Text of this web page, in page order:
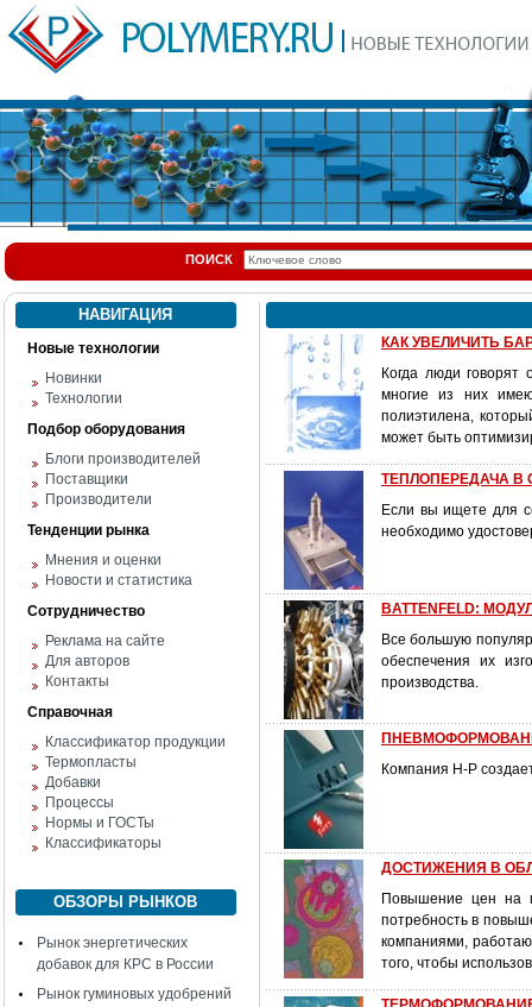
ПОИСК
НАВИГАЦИЯ
Новые технологии
Новинки
Технологии
Подбор оборудования
Блоги производителей
Поставщики
Производители
Тенденции рынка
Мнения и оценки
Новости и статистика
Сотрудничество
Реклама на сайте
Для авторов
Контакты
Справочная
Классификатор продукции
Термопласты
Добавки
Процессы
Нормы и ГОСТы
Классификаторы
ОБЗОРЫ РЫНКОВ
Рынок энергетических
добавок для КРС в России
Рынок гуминовых удобрений
КАК УВЕЛИЧИТЬ
Когда люди говорят
многие из них
полиэтилена,
может быть
ТЕПЛОПЕРЕДАЧА В
Если вы ищете для
необходимо
BATTENFELD:
Все большую
обеспечения их
производства.
Компания H-P
ДОСТИЖЕНИЯ В
Повышение цен на
потребность в
компаниями,
того, чтобы